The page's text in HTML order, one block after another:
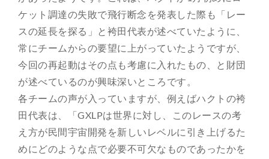
ケット調達の失敗で飛行断念を発表した際も「レー
スの延長を探る」と袴田代表が述べていたように、
常にチームからの要望に上がっていたようですが、
今回の再起動はその点も考慮に入れたもの、と財団
が述べているのが興味深いところです。
各チームの声が入っていますが、例えばハクトの袴
田代表は、「GXLPは世界に対し、このレースの考
え方が民間宇宙開発を新しいレベルに引き上げるた
めにどのような点で必要不可欠なものであったかを